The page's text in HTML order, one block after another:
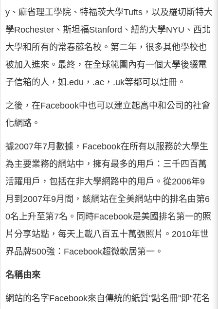
y、麻省理工學院、特福茨大學Tufts，以及羅切斯特大
學Rochester、斯坦福Stanford、紐約大學NYU、西北
大學和所有的常春藤名校。第二年，很多其他學校也
被加入進來。最終，在全球範圍內有一個大學後綴電
子信箱的人，如.edu，.ac，.uk等都可以註冊。
之後，在Facebook中也可以建立起高中和公司的社會
化網路。
據2007年7月數據，Facebook在所有以服務於大學生
為主要業務的網站中，擁有最多的用戶：三千四百萬
活躍用戶，包括在非大學網路中的用戶。從2006年9
月到2007年9月間，該網站在全美網站中的排名由第6
0名上升至第7名。同時Facebook是美國排名第一的照
片分享站點，每天上載八百五十萬張照片。2010年世
界品牌500強：Facebook超微軟居第一。
名稱由來
網站的名字Facebook來自傳統的紙質"點名冊"即“花名